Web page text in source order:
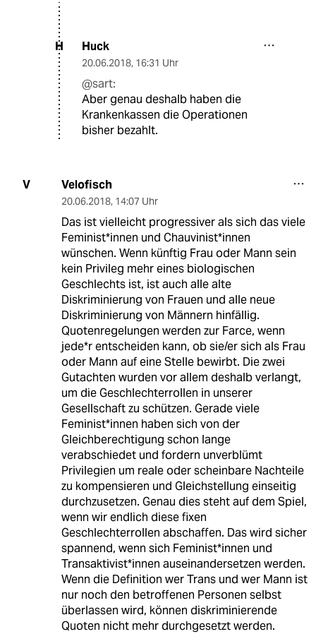
H Huck
20.06.2018, 16:31 Uhr
@sart:
Aber genau deshalb haben die
Krankenkassen die Operationen
bisher bezahlt.
V Velofisch
20.06.2018, 14:07 Uhr
Das ist vielleicht progressiver als sich das viele
Feminist*innen und Chauvinist*innen
wünschen. Wenn künftig Frau oder Mann sein
kein Privileg mehr eines biologischen
Geschlechts ist, ist auch alle alte
Diskriminierung von Frauen und alle neue
Diskriminierung von Männern hinfällig.
Quotenregelungen werden zur Farce, wenn
jede*r entscheiden kann, ob sie/er sich als Frau
oder Mann auf eine Stelle bewirbt. Die zwei
Gutachten wurden vor allem deshalb verlangt,
um die Geschlechterrollen in unserer
Gesellschaft zu schützen. Gerade viele
Feminist*innen haben sich von der
Gleichberechtigung schon lange
verabschiedet und fordern unverblümt
Privilegien um reale oder scheinbare Nachteile
zu kompensieren und Gleichstellung einseitig
durchzusetzen. Genau dies steht auf dem Spiel,
wenn wir endlich diese fixen
Geschlechterrollen abschaffen. Das wird sicher
spannend, wenn sich Feminist*innen und
Transaktivist*innen auseinandersetzen werden.
Wenn die Definition wer Trans und wer Mann ist
nur noch den betroffenen Personen selbst
überlassen wird, können diskriminierende
Quoten nicht mehr durchgesetzt werden.